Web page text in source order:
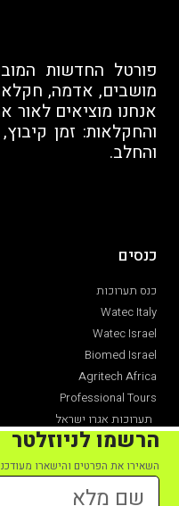
פורטל החדשות
מושבים, אדמה,
אנחנו מוציאים לאור
והחקלאות: זמן
והחלב.
כנסים
כנס תערוכות
Watec Italy
Watec Israel
Biomed Israel
Agritech Africa
Professional Tours
תערוכות אגרו ישראל
תערוכת חקלאות
הרשמו לניוזלטר
השאירו את הפרטים והישארו